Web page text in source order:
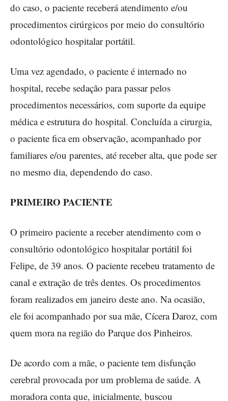
do caso, o paciente receberá atendimento e/ou
procedimentos cirúrgicos por meio do consultório
odontológico hospitalar portátil.
Uma vez agendado, o paciente é internado no
hospital, recebe sedação para passar pelos
procedimentos necessários, com suporte da equipe
médica e estrutura do hospital. Concluída a cirurgia,
o paciente fica em observação, acompanhado por
familiares e/ou parentes, até receber alta, que pode ser
no mesmo dia, dependendo do caso.
PRIMEIRO PACIENTE
O primeiro paciente a receber atendimento com o
consultório odontológico hospitalar portátil foi
Felipe, de 39 anos. O paciente recebeu tratamento de
canal e extração de três dentes. Os procedimentos
foram realizados em janeiro deste ano. Na ocasião,
ele foi acompanhado por sua mãe, Cícera Daroz, com
quem mora na região do Parque dos Pinheiros.
De acordo com a mãe, o paciente tem disfunção
cerebral provocada por um problema de saúde. A
moradora conta que, inicialmente, buscou